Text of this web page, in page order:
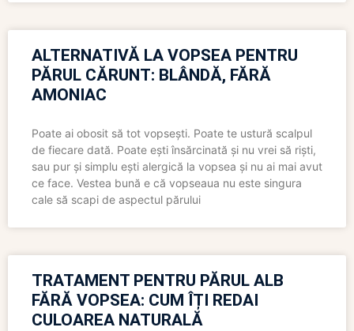
ALTERNATIVĂ LA VOPSEA PENTRU
PĂRUL CĂRUNT: BLÂNDĂ, FĂRĂ
AMONIAC
Poate ai obosit să tot vopsești. Poate te ustură scalpul
de fiecare dată. Poate ești însărcinată și nu vrei să riști,
sau pur și simplu ești alergică la vopsea și nu ai mai avut
ce face. Vestea bună e că vopseaua nu este singura
cale să scapi de aspectul părului
TRATAMENT PENTRU PĂRUL ALB
FĂRĂ VOPSEA: CUM ÎȚI REDAI
CULOAREA NATURALĂ